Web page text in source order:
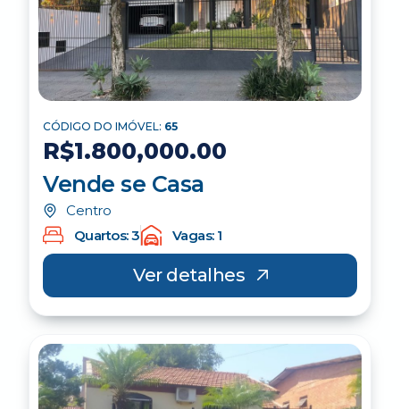
CÓDIGO DO IMÓVEL: 65
R$1.800,000.00
Vende se Casa
Centro
Quartos: 3
Vagas: 1
Ver detalhes